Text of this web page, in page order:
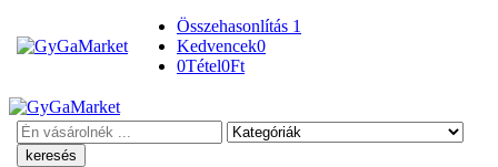
Összehasonlítás 1
Kedvencek0
0Tétel0Ft
Keresés